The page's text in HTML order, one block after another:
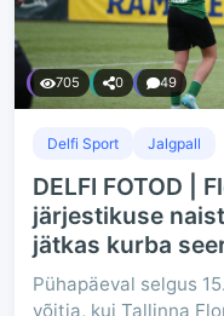
705 0 49
Delfi Sport Jalgpall
DELFI FOTOD |
järjestikuse
jätkas kurba
Pühapäeval selgus
võitja, kui Tallinna